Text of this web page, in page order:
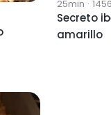
25min · 1456
Secreto
amarillo